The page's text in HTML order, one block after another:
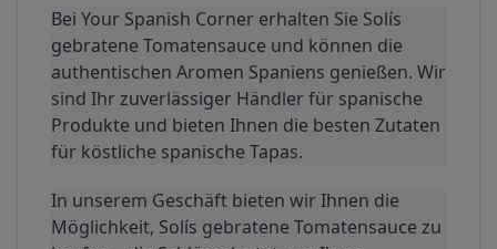
Bei Your Spanish Corner erhalten Sie Solís
gebratene Tomatensauce und können die
authentischen Aromen Spaniens genießen. Wir
sind Ihr zuverlässiger Händler für spanische
Produkte und bieten Ihnen die besten Zutaten
für köstliche spanische Tapas.
In unserem Geschäft bieten wir Ihnen die
Möglichkeit, Solís gebratene Tomatensauce zu